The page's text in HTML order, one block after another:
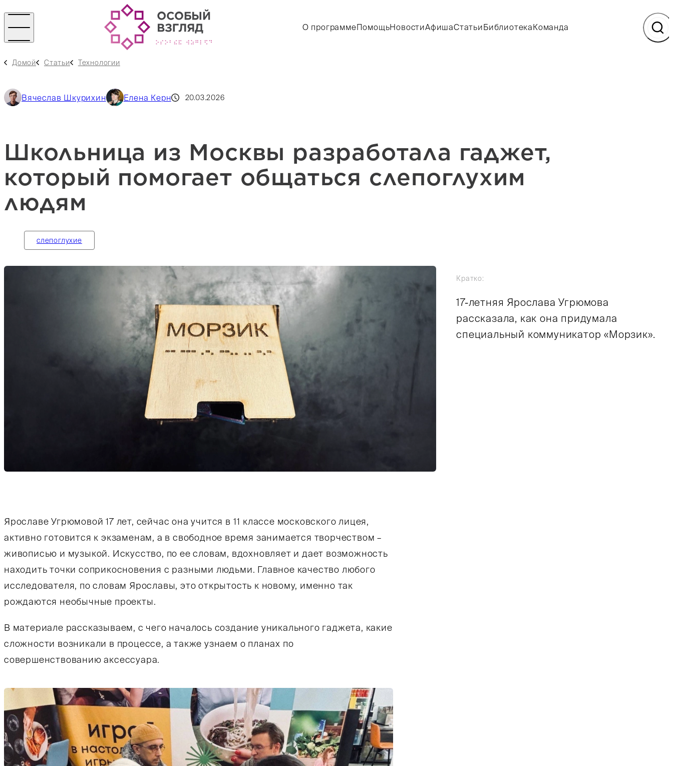
О программеПомощьНовостиАфишаСтатьиБиблиотекаКоманда
Домой Статьи Технологии
Вячеслав Шкурихин Елена Керн 20.03.2026
Школьница из Москвы разработала гаджет,
который помогает общаться слепоглухим
людям
слепоглухие
Кратко:
17-летняя Ярослава Угрюмова
рассказала, как она придумала
специальный коммуникатор «Морзик».
Ярославе Угрюмовой 17 лет, сейчас она учится в 11 классе московского лицея,
активно готовится к экзаменам, а в свободное время занимается творчеством –
живописью и музыкой. Искусство, по ее словам, вдохновляет и дает возможность
находить точки соприкосновения с разными людьми. Главное качество любого
исследователя, по словам Ярославы, это открытость к новому, именно так
рождаются необычные проекты.
В материале рассказываем, с чего началось создание уникального гаджета, какие
сложности возникали в процессе, а также узнаем о планах по
совершенствованию аксессуара.